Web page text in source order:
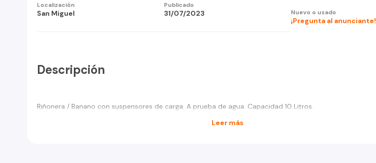
Localización
San Miguel
Publicado
31/07/2023 Nuevo o usado
¡Pregunta al anunciante!
Descripción
Riñonera / Banano con suspensores de carga. A prueba de agua. Capacidad 10 Litros.
Leer más